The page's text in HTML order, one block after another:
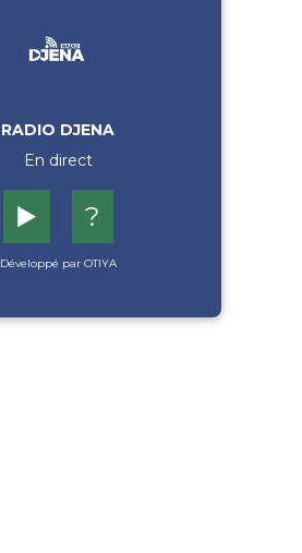
RADIO DJENA
En direct
▶️ ?
Développé par OTIYA